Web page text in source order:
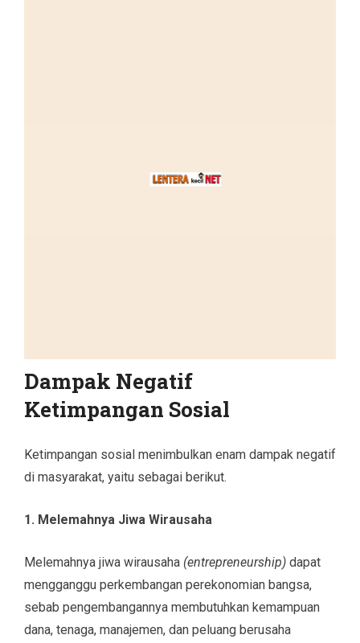
Dampak Negatif
Ketimpangan Sosial
Ketimpangan sosial menimbulkan enam dampak negatif
di masyarakat, yaitu sebagai berikut.
1. Melemahnya Jiwa Wirausaha
Melemahnya jiwa wirausaha (entrepreneurship) dapat
mengganggu perkembangan perekonomian bangsa,
sebab pengembangannya membutuhkan kemampuan
dana, tenaga, manajemen, dan peluang berusaha